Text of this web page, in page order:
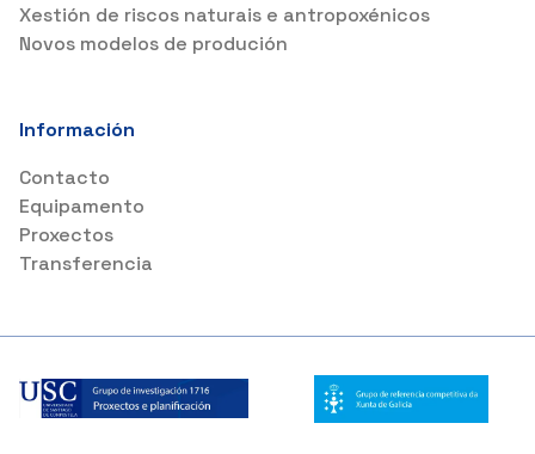
Xestión de riscos naturais e antropoxénicos
Novos modelos de produción
Información
Contacto
Equipamento
Proxectos
Transferencia